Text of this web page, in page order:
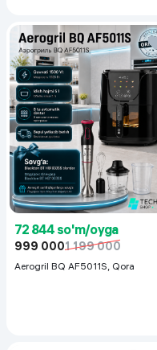
72 844 so'm/oyga
999 0001 199 000
Aerogril BQ AF5011S, Qora